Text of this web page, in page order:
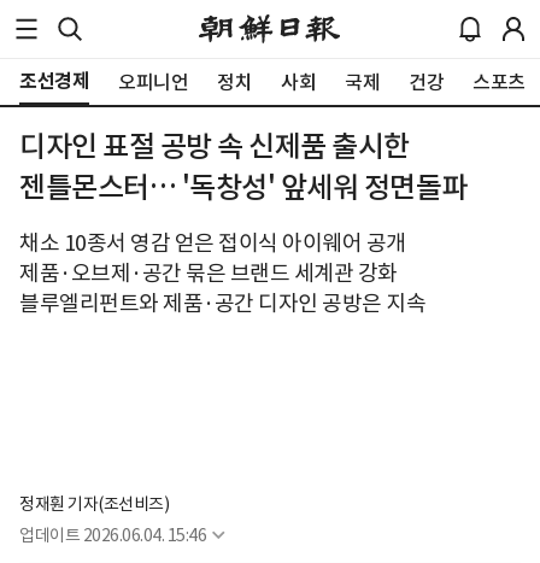
조선경제 오피니언 정치 사회 국제 건강 스포츠
디자인 표절 공방 속 신제품 출시한
젠틀몬스터… '독창성' 앞세워 정면돌파
채소 10종서 영감 얻은 접이식 아이웨어 공개
제품·오브제·공간 묶은 브랜드 세계관 강화
블루엘리펀트와 제품·공간 디자인 공방은 지속
정재훤 기자(조선비즈)
업데이트 2026.06.04. 15:46